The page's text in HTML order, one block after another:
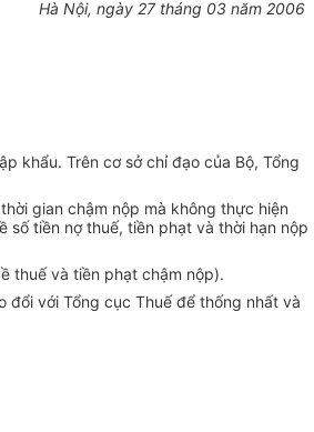
Hà Nội, ngày 27 tháng 03 năm 2006
khẩu. Trên cơ sở chỉ đạo của Bộ, Tổng
gian chậm nộp mà không thực hiện
tiền nợ thuế, tiền phạt và thời hạn nộp
thuế và tiền phạt chậm nộp).
với Tổng cục Thuế để thống nhất và